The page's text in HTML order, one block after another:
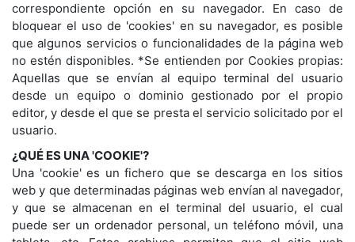
correspondiente opción en su navegador. En caso de
bloquear el uso de 'cookies' en su navegador, es posible
que algunos servicios o funcionalidades de la página web
no estén disponibles. *Se entienden por Cookies propias:
Aquellas que se envían al equipo terminal del usuario
desde un equipo o dominio gestionado por el propio
editor, y desde el que se presta el servicio solicitado por el
usuario.
¿QUÉ ES UNA 'COOKIE'?
Una 'cookie' es un fichero que se descarga en los sitios
web y que determinadas páginas web envían al navegador,
y que se almacenan en el terminal del usuario, el cual
puede ser un ordenador personal, un teléfono móvil, una